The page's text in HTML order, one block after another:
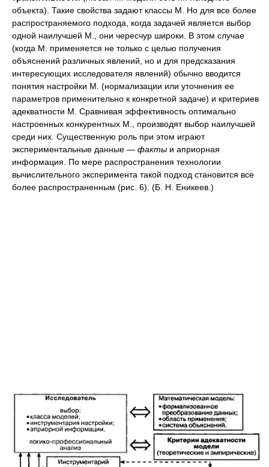
объекта). Такие свойства задают классы М. Но для все более
распространяемого подхода, когда задачей является выбор
одной наилучшей М., они чересчур широки. В этом случае
(когда М. применяется не только с целью получения
объяснений различных явлений, но и для предсказания
интересующих исследователя явлений) обычно вводится
понятия настройки М. (нормализации или уточнения ее
параметров применительно к конкретной задаче) и критериев
адекватности М. Сравнивая эффективность оптимально
настроенных конкурентных М., производят выбор наилучшей
среди них. Существенную роль при этом играют
экспериментальные данные — факты и априорная
информация. По мере распространения технологии
вычислительного эксперимента такой подход становится все
более распространенным (рис. 6). (Б. Н. Еникеев.)